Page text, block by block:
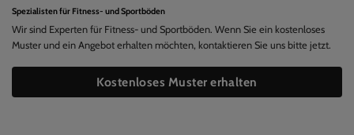
Spezialisten für Fitness- und Sportböden
Wir sind Experten für Fitness- und Sportböden. Wenn Sie ein kostenloses
Muster und ein Angebot erhalten möchten, kontaktieren Sie uns bitte jetzt.
Kostenloses Muster erhalten